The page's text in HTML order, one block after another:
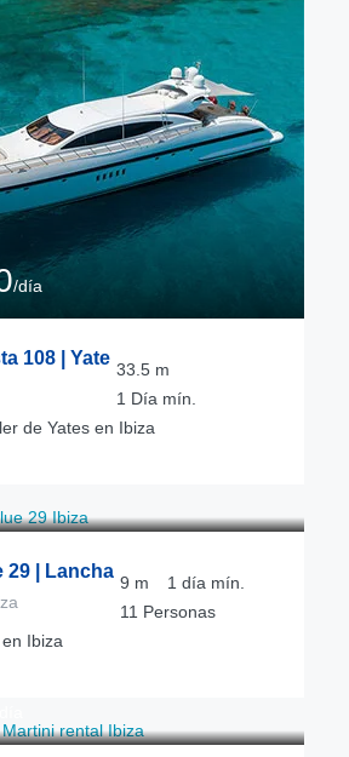
/día
108 | Yate
33.5 m
1 Día mín.
de Yates en Ibiza
29 | Lancha
9 m 1 día mín.
11 Personas
Ibiza